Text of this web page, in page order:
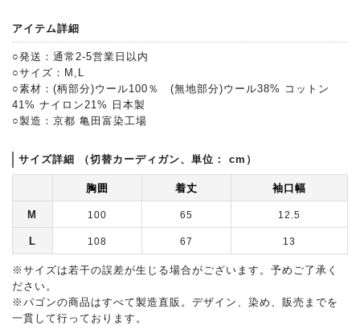
アイテム詳細
○発送：通常2-5営業日以内
○サイズ：M,L
○素材：(柄部分)ウール100％ (無地部分)ウール38% コットン
41% ナイロン21% 日本製
○製造：京都 亀田富染工場
サイズ詳細 （切替カーディガン、単位： cm）
胸囲 着丈 袖口幅
M 100 65 12.5
L 108 67 13
※サイズは若干の誤差が生じる場合がございます。予めご了承く
ださい。
※パゴンの商品はすべて製造直販。デザイン、染め、販売までを
一貫して行っております。